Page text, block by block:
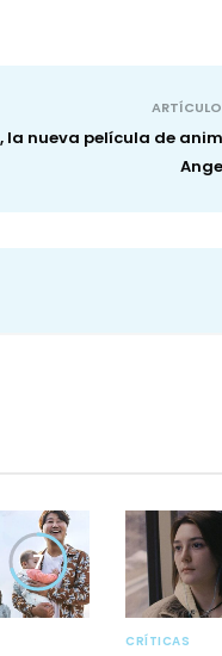
la nueva película de
7
CRÍTICAS